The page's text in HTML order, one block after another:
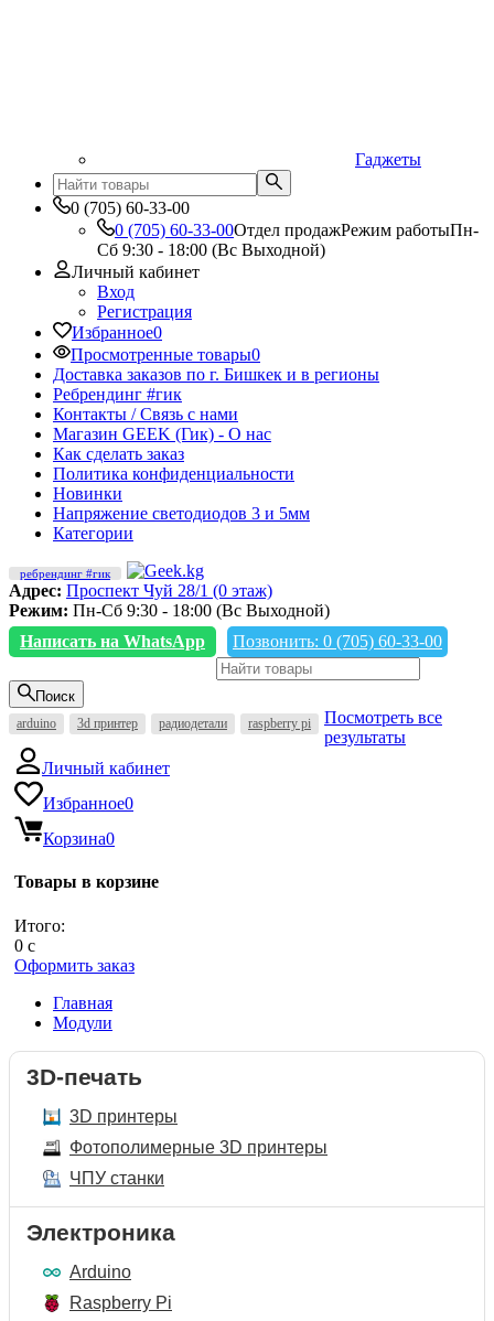
Гаджеты
0 (705) 60-33-00
0 (705) 60-33-00Отдел продажРежим работыПн-
Сб 9:30 - 18:00 (Вс Выходной)
Личный кабинет
Вход
Регистрация
Избранное0
Просмотренные товары0
Доставка заказов по г. Бишкек и в регионы
Ребрендинг #гик
Контакты / Связь с нами
Магазин GEEK (Гик) - О нас
Как сделать заказ
Политика конфиденциальности
Новинки
Напряжение светодиодов 3 и 5мм
Категории
ребрендинг #гик
Адрес: Проспект Чуй 28/1 (0 этаж)
Режим: Пн-Сб 9:30 - 18:00 (Вс Выходной)
Написать на WhatsApp
Позвонить: 0 (705) 60-33-00
Поиск
arduino 3d принтер радиодетали raspberry pi
Посмотреть все
результаты
Личный кабинет
Избранное0
Корзина0
Товары в корзине
Итого:
0 c
Оформить заказ
Главная
Модули
3D-печать
3D принтеры
Фотополимерные 3D принтеры
ЧПУ станки
Электроника
Arduino
Raspberry Pi